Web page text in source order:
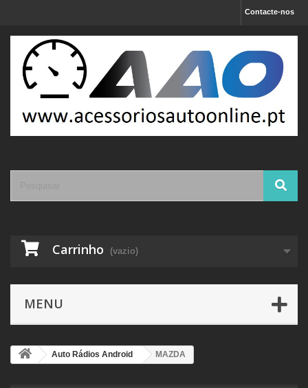
Contacte-nos
Carrinho (vazio)
MENU
Auto Rádios Android MAZDA